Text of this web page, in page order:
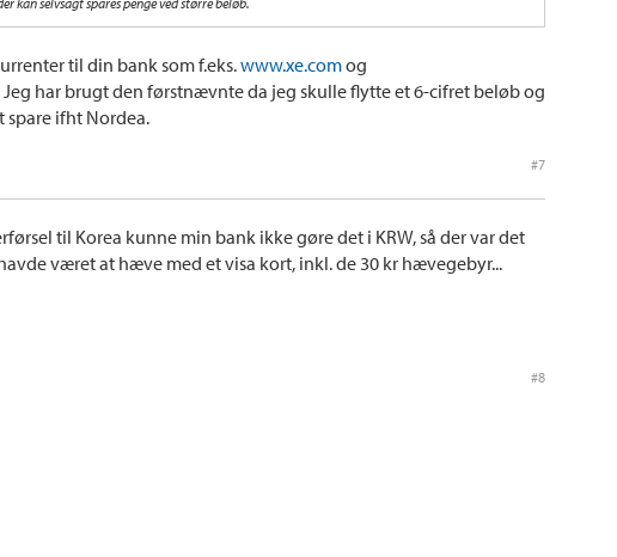
til din bank som f.eks.www.xe.comog
Jeg har brugt den førstnævnte da jeg skulle flytte et 6-cifret beløb og
spare ifht Nordea.
#7
til Korea kunne min bank ikke gøre det i KRW, så der var det
været at hæve med et visa kort, inkl. de 30 kr hævegebyr...
#8